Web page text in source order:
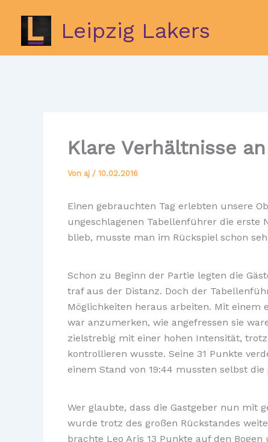
Inhalt
springen
Leipzig Lakers
Klare Verhältnisse
Von aj / 10.02.2016
Einen gebrauchten Tag erlebten unsere
ungeschlagenen Tabellenführer die erste
blieb, musste man im Rückspiel schon
Schon zu Beginn der Partie legten die
traf aus der Distanz. Doch der
Möglichkeiten heraus arbeiten. Mit einem
war anzumerken, wie angefressen sie
zielstrebig mit einer hohen Intensität,
kontrollieren wusste. Seine 31 Punkte
einem Stand von 19:44 mussten selbst
Wer glaubte, dass die Gastgeber nun mit
wurde trotz des großen Rückstandes
brachte Leo Aris 13 Punkte auf den